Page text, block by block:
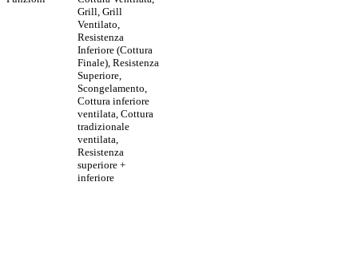
Grill, Grill
Ventilato,
Resistenza
Inferiore (Cottura
Finale), Resistenza
Superiore,
Scongelamento,
Cottura inferiore
ventilata, Cottura
tradizionale
ventilata,
Resistenza
superiore +
inferiore